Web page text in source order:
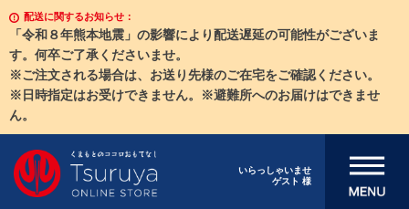
配送に関するお知らせ：
「令和８年熊本地震」の影響により配送遅延の可能性がございま
す。何卒ご了承くださいませ。
※ご注文される場合は、お送り先様のご在宅をご確認ください。
※日時指定はお受けできません。※避難所へのお届けはできませ
ん。
いらっしゃいませ
ゲスト 様
メニューを開